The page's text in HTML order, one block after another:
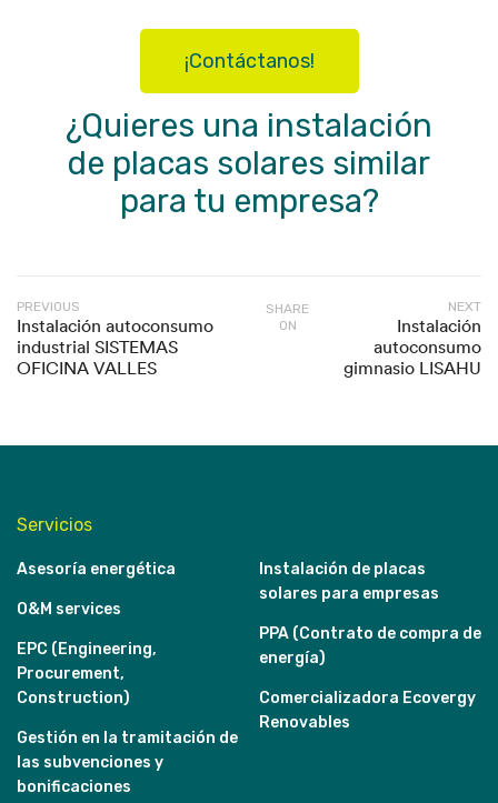
¡Contáctanos!
¿Quieres una instalación
de placas solares similar
para tu empresa?
PREVIOUS
Instalación autoconsumo
industrial SISTEMAS
OFICINA VALLES
SHARE
ON
NEXT
Instalación
autoconsumo
gimnasio LISAHU
Servicios
Asesoría energética
O&M services
EPC (Engineering,
Procurement,
Construction)
Gestión en la tramitación de
las subvenciones y
bonificaciones
Instalación de placas
solares para empresas
PPA (Contrato de compra de
energía)
Comercializadora Ecovergy
Renovables